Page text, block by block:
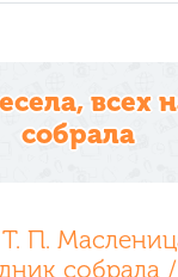
всех
собрала
П.
собрала